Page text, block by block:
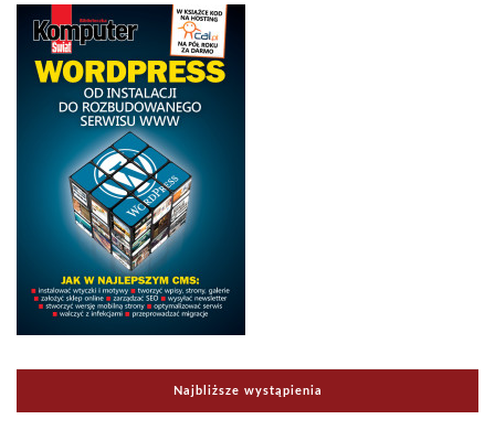
Najbliższe wystąpienia